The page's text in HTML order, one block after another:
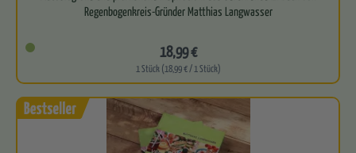
Regenbogenkreis-Gründer Matthias Langwasser
18,99 €
1 Stück (18,99 € / 1 Stück)